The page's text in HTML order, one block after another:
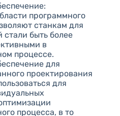
программного
станкам для
стали быть более
в
процессе.
для
проектирования
для
процесса, в то